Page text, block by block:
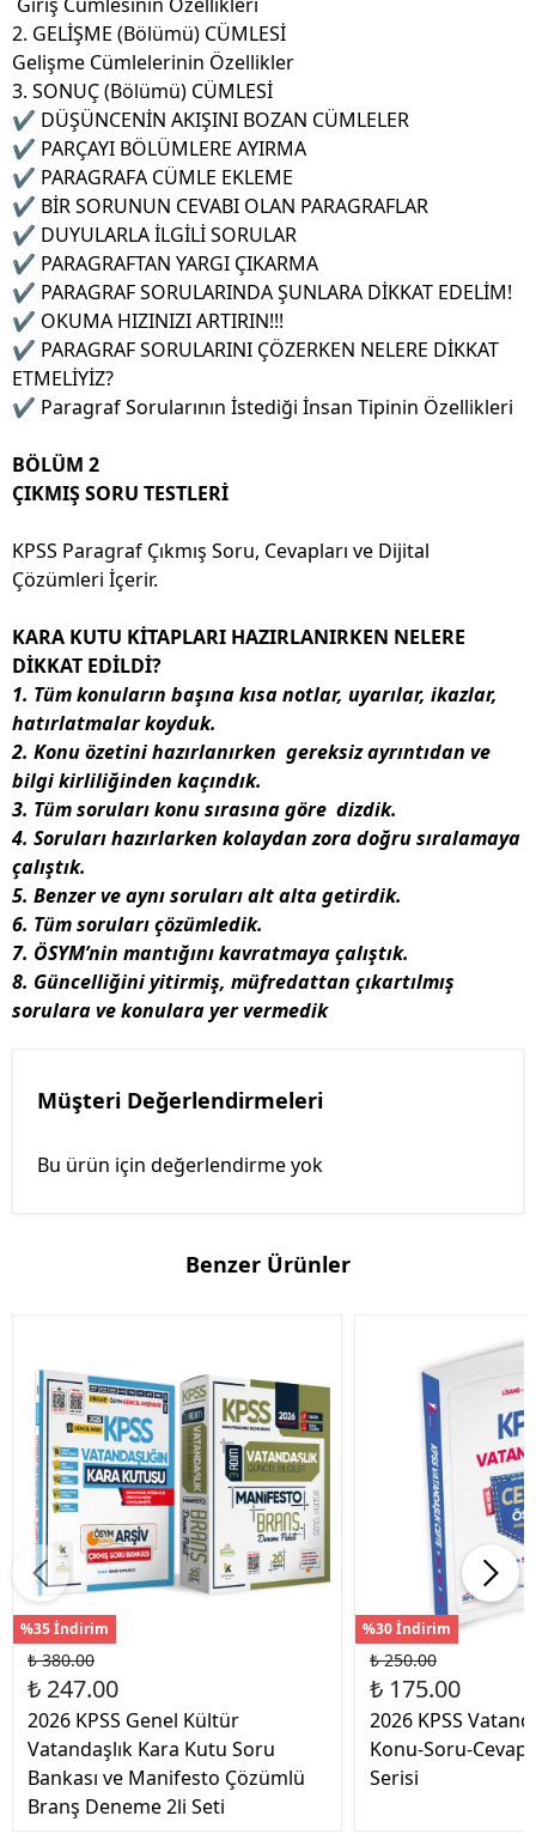
2. GELİŞME (Bölümü) CÜMLESİ
Gelişme Cümlelerinin Özellikler
3. SONUÇ (Bölümü) CÜMLESİ
✔ DÜŞÜNCENİN AKIŞINI BOZAN CÜMLELER
✔ PARÇAYI BÖLÜMLERE AYIRMA
✔ PARAGRAFA CÜMLE EKLEME
✔ BİR SORUNUN CEVABI OLAN PARAGRAFLAR
✔ DUYULARLA İLGİLİ SORULAR
✔ PARAGRAFTAN YARGI ÇIKARMA
✔ PARAGRAF SORULARINDA ŞUNLARA DİKKAT EDELİM!
✔ OKUMA HIZINIZI ARTIRIN!!!
✔ PARAGRAF SORULARINI ÇÖZERKEN NELERE DİKKAT
ETMELİYİZ?
✔ Paragraf Sorularının İstediği İnsan Tipinin Özellikleri
BÖLÜM 2
ÇIKMIŞ SORU TESTLERİ
KPSS Paragraf Çıkmış Soru, Cevapları ve Dijital
Çözümleri İçerir.
KARA KUTU KİTAPLARI HAZIRLANIRKEN NELERE
DİKKAT EDİLDİ?
1. Tüm konuların başınakısa notlar, uyarılar, ikazlar,
hatırlatmalarkoyduk.
2. Konu özetini hazırlanırken gereksiz ayrıntıdan ve
bilgi kirliliğinden kaçındık.
3. Tümsoruları konu sırasına göre dizdik.
4. Soruları hazırlarken kolaydan zora doğrusıralamaya
çalıştık.
5. Benzer ve aynı soruları alt alta getirdik.
6. Tüm soruları çözümledik.
7. ÖSYM’nin mantığını kavratmaya çalıştık.
8. Güncelliğini yitirmiş, müfredattan çıkartılmış
sorulara ve konulara yer vermedik
Müşteri Değerlendirmeleri
Bu ürün için değerlendirme yok
Benzer Ürünler
%35 İndirim
₺ 380.00
₺ 247.00
2026 KPSS Genel Kültür
Vatandaşlık Kara Kutu Soru
Bankası ve Manifesto Çözümlü
Branş Deneme 2li Seti
%30 İndirim
₺ 250.00
₺ 175.00
2026 KPSS
Konu-Soru-Cevap
Serisi